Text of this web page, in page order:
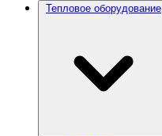
Тепловое оборудование